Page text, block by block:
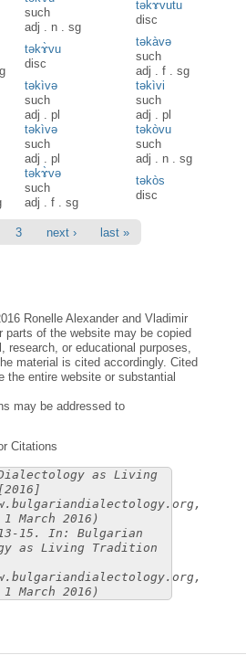
such
adj . n .sg
təkɤ̀vutu
disc
təkɤ̀vu
disc
təkàvə
such
adj .f .sg
təkìvə
such
adj .pl
təkìvi
such
adj .pl
təkìvə
such
adj .pl
təkòvu
such
adj . n .sg
təkɤ̀və
such
adj .f .sg
təkòs
disc
3 next › last »
Ronelle Alexander and Vladimir
parts of the website may be copied
research, or educational purposes,
material is cited accordingly. Cited
the entire website or substantial
may be addressed to
Citations
as Living
March 2016)
15. In: Bulgarian
as Living Tradition
March 2016)